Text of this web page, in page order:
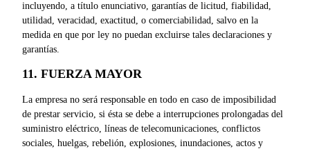
incluyendo, a título enunciativo, garantías de licitud, fiabilidad,
utilidad, veracidad, exactitud, o comerciabilidad, salvo en la
medida en que por ley no puedan excluirse tales declaraciones y
garantías.
11. FUERZA MAYOR
La empresa no será responsable en todo en caso de imposibilidad
de prestar servicio, si ésta se debe a interrupciones prolongadas del
suministro eléctrico, líneas de telecomunicaciones, conflictos
sociales, huelgas, rebelión, explosiones, inundaciones, actos y